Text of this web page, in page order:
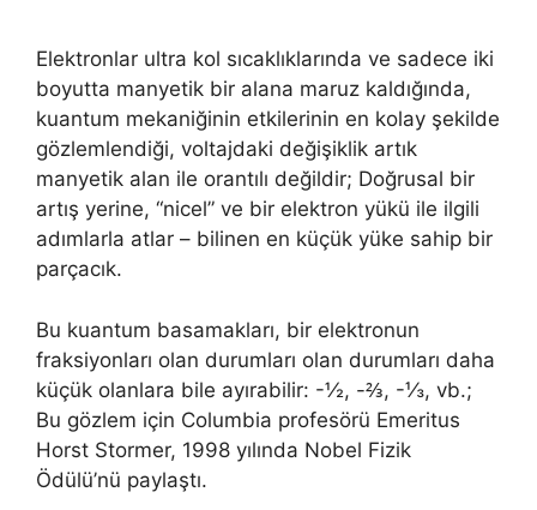
Elektronlar ultra kol sıcaklıklarında ve sadece iki
boyutta manyetik bir alana maruz kaldığında,
kuantum mekaniğinin etkilerinin en kolay şekilde
gözlemlendiği, voltajdaki değişiklik artık
manyetik alan ile orantılı değildir; Doğrusal bir
artış yerine, “nicel” ve bir elektron yükü ile ilgili
adımlarla atlar – bilinen en küçük yüke sahip bir
parçacık.
Bu kuantum basamakları, bir elektronun
fraksiyonları olan durumları olan durumları daha
küçük olanlara bile ayırabilir: -½, -⅔, -⅓, vb.;
Bu gözlem için Columbia profesörü Emeritus
Horst Stormer, 1998 yılında Nobel Fizik
Ödülü’nü paylaştı.